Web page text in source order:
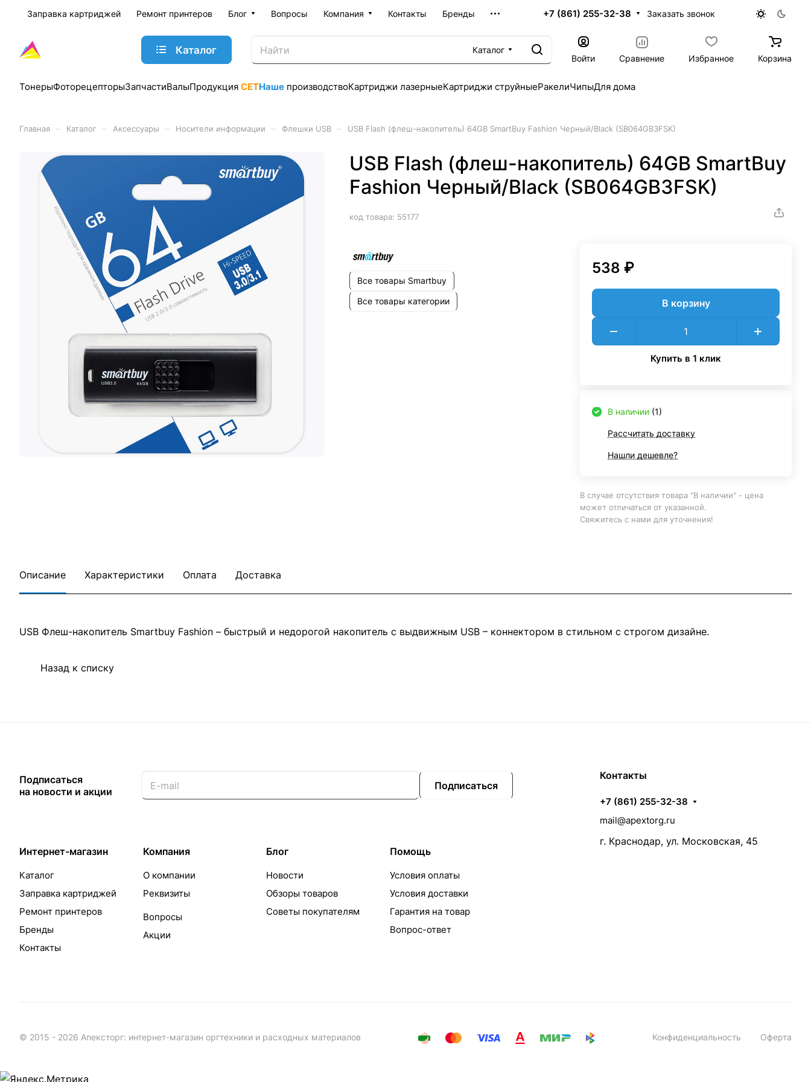
Заправка картриджей Ремонт принтеров Блог Вопросы Компания Контакты Бренды +7 (861) 255-32-38 Заказать звонок
Каталог
Каталог
Войти
Сравнение Избранное Корзина
ТонерыФоторецепторыЗапчастиВалыПродукция CETНаше производствоКартриджи лазерныеКартриджи струйныеРакелиЧипыДля дома
Главная Каталог Аксессуары Носители информации Флешки USB USB Flash (флеш-накопитель) 64GB SmartBuy Fashion Черный/Black (SB064GB3FSK)
USB Flash (флеш-накопитель) 64GB SmartBuy
Fashion Черный/Black (SB064GB3FSK)
код товара: 55177
Все товары Smartbuy
Все товары категории
538 ₽
В корзину
Купить в 1 клик
В наличии (1)
Рассчитать доставку
Нашли дешевле?
В случае отсутствия товара "В наличии" - цена
может отличаться от указанной.
Свяжитесь с нами для уточнения!
Описание Характеристики Оплата Доставка
USB Флеш-накопитель Smartbuy Fashion – быстрый и недорогой накопитель с выдвижным USB – коннектором в стильном с строгом дизайне.
Назад к списку
Подписаться
на новости и акции
Подписаться
Интернет-магазин
Каталог
Заправка картриджей
Ремонт принтеров
Бренды
Контакты
Компания
О компании
Реквизиты
Вопросы
Акции
Блог
Новости
Обзоры товаров
Советы покупателям
Помощь
Условия оплаты
Условия доставки
Гарантия на товар
Вопрос-ответ
Контакты
+7 (861) 255-32-38
mail@apextorg.ru
г. Краснодар, ул. Московская, 45
© 2015 - 2026 Апексторг: интернет-магазин оргтехники и расходных материалов Конфиденциальность Оферта